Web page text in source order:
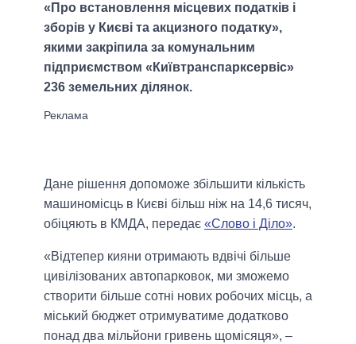
«Про встановлення місцевих податків і
зборів у Києві та акцизного податку»,
якими закріпила за комунальним
підприємством «Київтранспарксервіс»
236 земельних ділянок.
Дане рішення допоможе збільшити кількість
машиномісць в Києві більш ніж на 14,6 тисяч,
обіцяють в КМДА, передає «Слово і Діло».
«Відтепер кияни отримають вдвічі більше
цивілізованих автопарковок, ми зможемо
створити більше сотні нових робочих місць, а
міський бюджет отримуватиме додатково
понад два мільйони гривень щомісяця», –